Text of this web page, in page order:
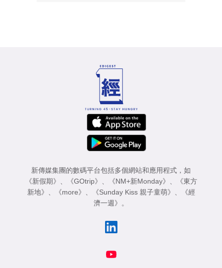
新傳媒集團的數碼平台包括多個網站和應用程式，如
《新假期》
《GOtrip》 《NM+新Monday》
《東方
新地》
《more》 《Sunday Kiss 親子童萌》
《經
濟一週》
。